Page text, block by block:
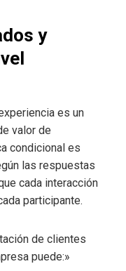
y
es un
valor de
condicional es
las respuestas
cada interacción
participante.
de clientes
puede:»